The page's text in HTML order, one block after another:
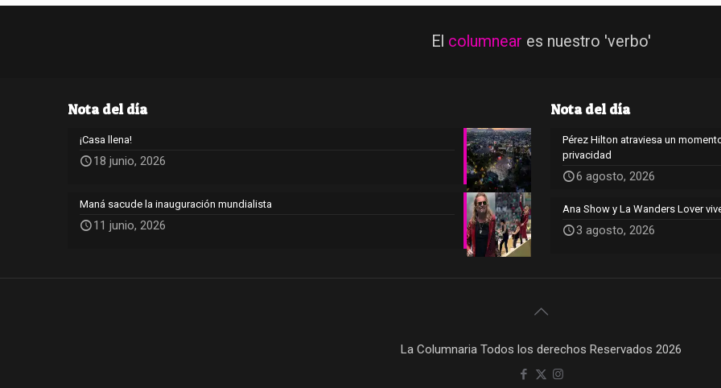
El columnear es nuestro 'verbo'
Nota del día
¡Casa llena!
18 junio, 2026
Maná sacude la inauguración mundialista
11 junio, 2026
Nota del día
Pérez Hilton atraviesa un
privacidad
6 agosto, 2026
Ana Show y La Wanders Lover
3 agosto, 2026
La Columnaria Todos los derechos Reservados 2026